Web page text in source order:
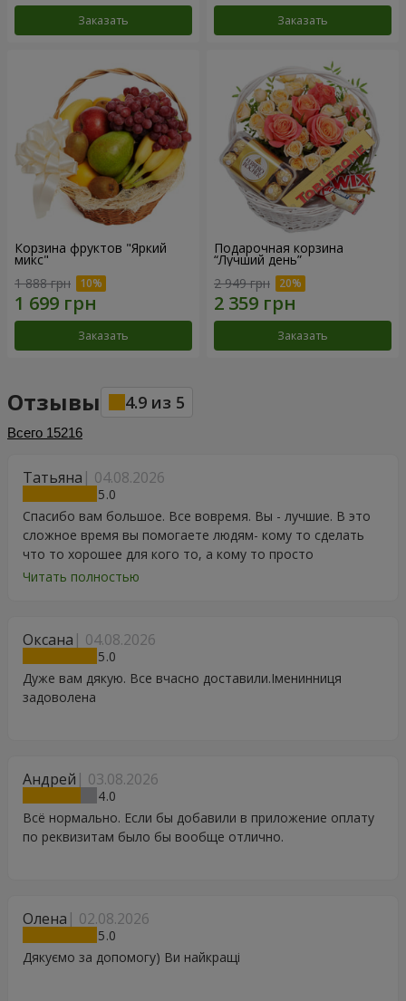
Заказать Заказать
Корзина фруктов "Яркий
микс"
1 888 грн
Заказать
Подарочная корзина
“Лучший день”
2 949 грн
Заказать
Отзывы 4.9 из 5
Всего 15216
Татьяна 04.08.2026
5
Спасибо вам большое. Все вовремя. Вы - лучшие. В это
сложное время вы помогаете людям- кому то сделать
что то хорошее для кого то, а кому то просто
порадоваться цветам, подарку, тортику, поздравлению.
Читать полностью
Оксана 04.08.2026
5
Дуже вам дякую. Все вчасно доставили.Іменинниця
задоволена
Андрей 03.08.2026
4
Всё нормально. Если бы добавили в приложение оплату
по реквизитам было бы вообще отлично.
Олена 02.08.2026
5
Дякуємо за допомогу) Ви найкращі